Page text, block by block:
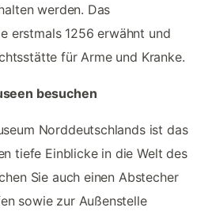
werden. Das
erstmals 1256 erwähnt und
für Arme und Kranke.
besuchen
Norddeutschlands ist das
tiefe Einblicke in die Welt des
Sie auch einen Abstecher
sowie zur Außenstelle